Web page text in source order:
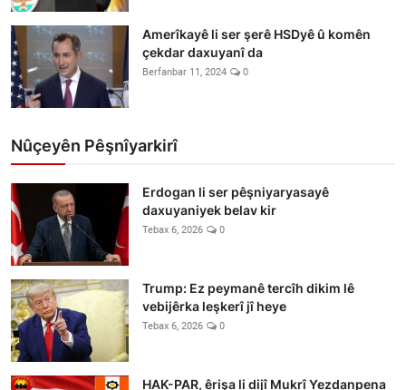
Amerîkayê li ser şerê HSDyê û komên
çekdar daxuyanî da
Berfanbar 11, 2024 0
Nûçeyên Pêşnîyarkirî
Erdogan li ser pêşniyaryasayê
daxuyaniyek belav kir
Tebax 6, 2026 0
Trump: Ez peymanê tercîh dikim lê
vebijêrka leşkerî jî heye
Tebax 6, 2026 0
HAK-PAR, êrişa li dijî Mukrî Yezdanpena